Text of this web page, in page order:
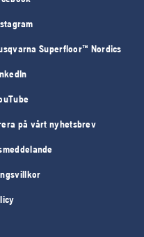
Superfloor™ Nordics
på vårt nyhetsbrev